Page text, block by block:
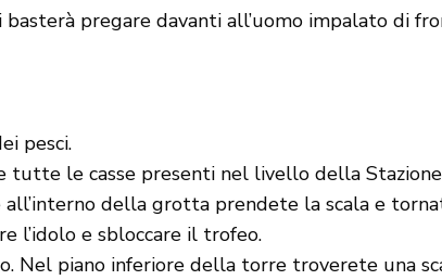
pregare davanti all’uomo impalato di
pesci.
le casse presenti nel livello della
della grotta prendete la scala e
l’idolo e sbloccare il trofeo.
Nel piano inferiore della torre troverete una